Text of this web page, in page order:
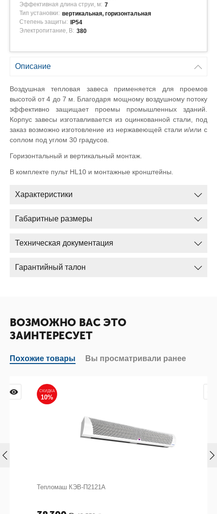
Эффективная длина струи, м: 7
Тип установки: вертикальная, горизонтальная
Степень защиты:
IP54
Электропитание, В: 380
Описание
Воздушная тепловая завеса применяется для проемов
высотой от 4 до 7 м. Благодаря мощному воздушному потоку
эффективно защищает проемы промышленных зданий.
Корпус завесы изготавливается из оцинкованной стали, под
заказ возможно изготовление из нержавеющей стали и/или с
соплом под углом 30 градусов.
Горизонтальный и вертикальный монтаж.
В комплекте пульт HL10 и монтажные кронштейны.
Характеристики
Габаритные размеры
Техническая документация
Гарантийный талон
ВОЗМОЖНО ВАС ЭТО
ЗАИНТЕРЕСУЕТ
Похожие товары Вы просматривали ранее
Тепломаш КЭВ-П2121А